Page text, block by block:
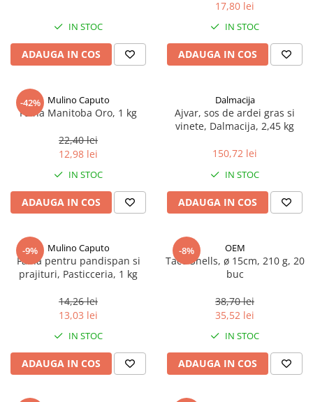
Sare de mare din Marea Nordului
Sare de mare din Oceanele Pacific
si Indian
Portugalia
Sare de roca
Sare speciala
Terine si placinte
Uleiuri speciale/presate la rece
Ulei de masline extravirgin
Ulei Gewurzgarten
Ulei Huilerie Beaujolaise
Ulei Huileries du Berry
Uleiuri aromatizate
Ulei Wiberg Gastro
Prajitore paine
Gratare
IN STOC
ADAUGA IN COS
17,80 lei
IN STOC
ADAUGA IN COS
-42% Mulino Caputo
Faina Manitoba Oro, 1 kg
22,40 lei
12,98 lei
IN STOC
ADAUGA IN COS
Dalmacija
Ajvar, sos de ardei gras si
vinete, Dalmacija, 2,45 kg
150,72 lei
IN STOC
ADAUGA IN COS
-9% Mulino Caputo
Faina pentru pandispan si
prajituri, Pasticceria, 1 kg
14,26 lei
13,03 lei
IN STOC
ADAUGA IN COS
-8% OEM
Taco Shells, ø 15cm, 210 g, 20
buc
38,70 lei
35,52 lei
IN STOC
ADAUGA IN COS